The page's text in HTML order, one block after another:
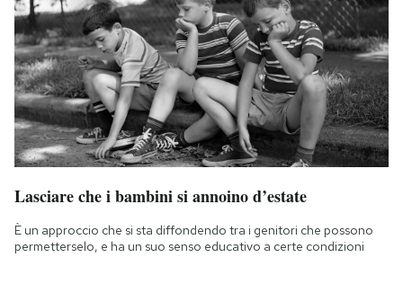
Lasciare che i bambini si annoino d’estate
È un approccio che si sta diffondendo tra i genitori che possono
permetterselo, e ha un suo senso educativo a certe condizioni